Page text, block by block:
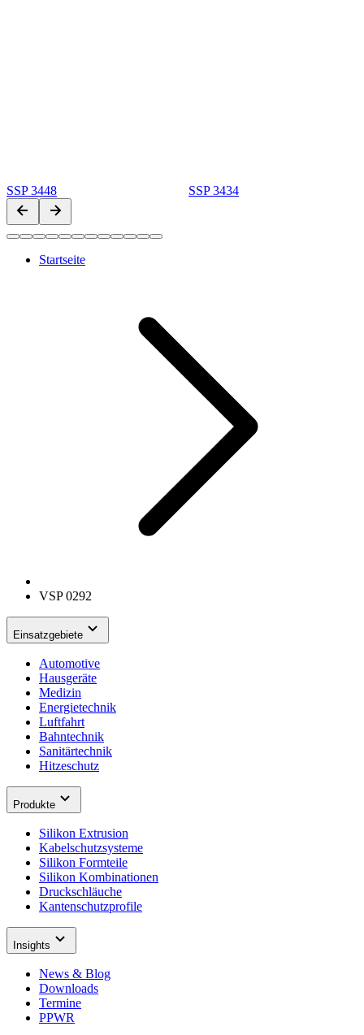
SSP 3448 SSP 3434
Startseite
VSP 0292
Einsatzgebiete
Automotive
Hausgeräte
Medizin
Energietechnik
Luftfahrt
Bahntechnik
Sanitärtechnik
Hitzeschutz
Produkte
Silikon Extrusion
Kabelschutzsysteme
Silikon Formteile
Silikon Kombinationen
Druckschläuche
Kantenschutzprofile
Insights
News & Blog
Downloads
Termine
PPWR